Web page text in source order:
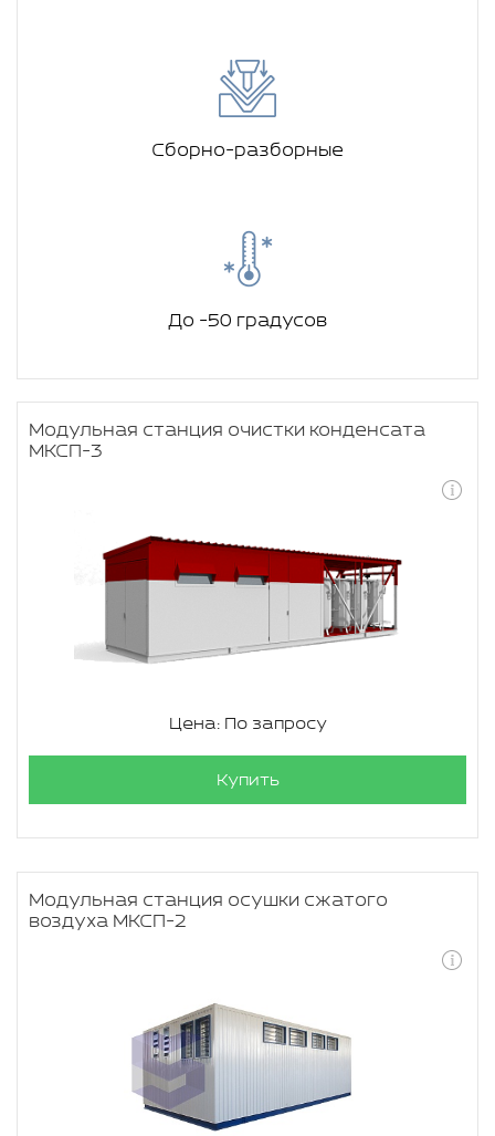
Сборно-разборные
До -50 градусов
Модульная станция очистки конденсата
МКСП-3
Цена: По запросу
Купить
Модульная станция осушки сжатого
воздуха МКСП-2